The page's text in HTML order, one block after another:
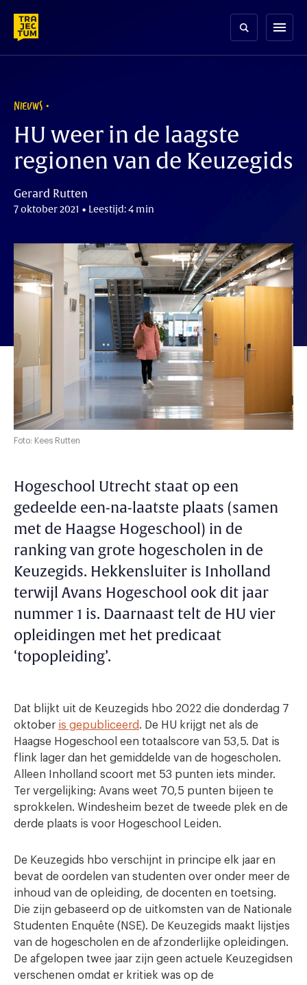
content
menu
NIEUWS
HU weer in de laagste
regionen van de Keuzegids
Gerard Rutten
7 oktober 2021 • Leestijd: 4 min
Foto: Kees Rutten
Hogeschool Utrecht staat op een
gedeelde een-na-laatste plaats (samen
met de Haagse Hogeschool) in de
ranking van grote hogescholen in de
Keuzegids. Hekkensluiter is Inholland
terwijl Avans Hogeschool ook dit jaar
nummer 1 is. Daarnaast telt de HU vier
opleidingen met het predicaat
‘topopleiding’.
Dat blijkt uit de Keuzegids hbo 2022 die donderdag 7
oktober is gepubliceerd. De HU krijgt net als de
Haagse Hogeschool een totaalscore van 53,5. Dat is
flink lager dan het gemiddelde van de hogescholen.
Alleen Inholland scoort met 53 punten iets minder.
Ter vergelijking: Avans weet 70,5 punten bijeen te
sprokkelen. Windesheim bezet de tweede plek en de
derde plaats is voor Hogeschool Leiden.
De Keuzegids hbo verschijnt in principe elk jaar en
bevat de oordelen van studenten over onder meer de
inhoud van de opleiding, de docenten en toetsing.
Die zijn gebaseerd op de uitkomsten van de Nationale
Studenten Enquête (NSE). De Keuzegids maakt lijstjes
van de hogescholen en de afzonderlijke opleidingen.
De afgelopen twee jaar zijn geen actuele Keuzegidsen
verschenen omdat er kritiek was op de